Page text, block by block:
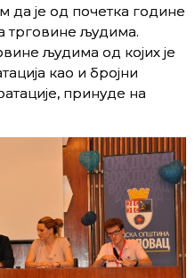
да је од почетка године
трговине људима.
људима од којих је
као и бројни
принуде на